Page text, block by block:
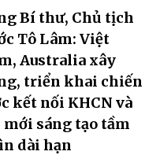
Bí thư, Chủ tịch
Tô Lâm: Việt
Australia xây
triển khai chiến
kết nối KHCN và
mới sáng tạo tầm
dài hạn